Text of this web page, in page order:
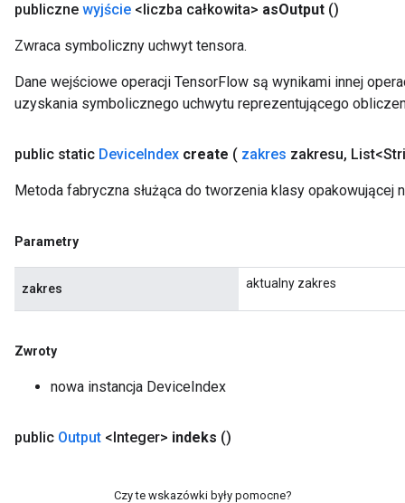
publiczne wyjście <liczba całkowita> asOutput ()
Zwraca symboliczny uchwyt tensora.
Dane wejściowe operacji TensorFlow są wynikami innej
uzyskania symbolicznego uchwytu reprezentującego
public static DeviceIndex create ( zakres zakresu,
Metoda fabryczna służąca do tworzenia klasy opakowującej
Parametry
zakres aktualny zakres
Zwroty
nowa instancja DeviceIndex
public Output <Integer> indeks ()
Czy te wskazówki były pomocne?